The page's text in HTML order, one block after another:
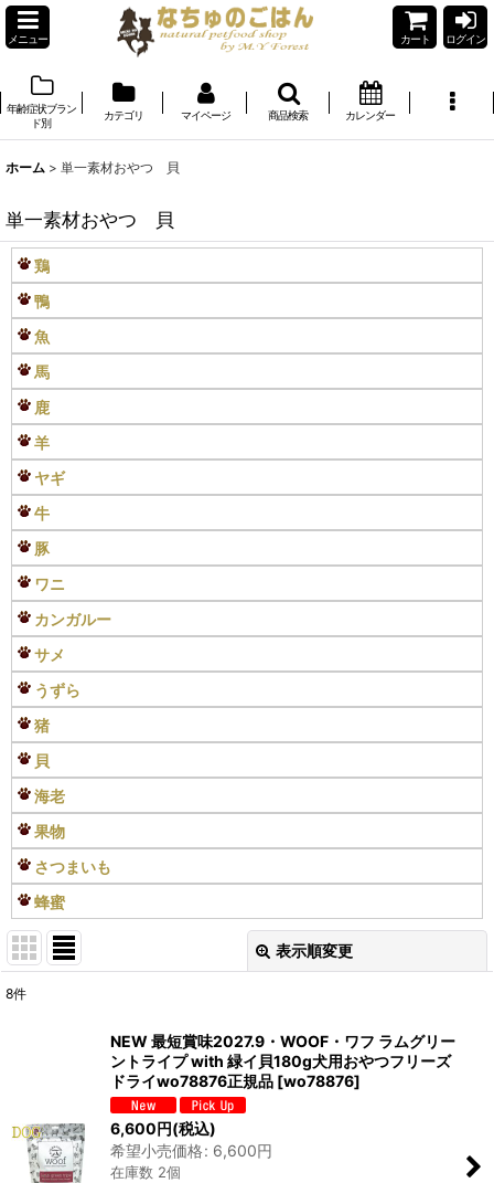
メニュー カート ログイン
年齢症状ブラン
ド別
カテゴリ マイページ 商品検索 カレンダー
ホーム > 単一素材おやつ 貝
単一素材おやつ 貝
鶏
鴨
魚
馬
鹿
羊
ヤギ
牛
豚
ワニ
カンガルー
サメ
うずら
猪
貝
海老
果物
さつまいも
蜂蜜
表示順変更
8件
NEW 最短賞味2027.9・WOOF・ワフ ラムグリー
ントライプ with 緑イ貝180g犬用おやつフリーズ
ドライwo78876正規品 [wo78876]
6,600 円(税込)
希望小売価格: 6,600円
在庫数 2個